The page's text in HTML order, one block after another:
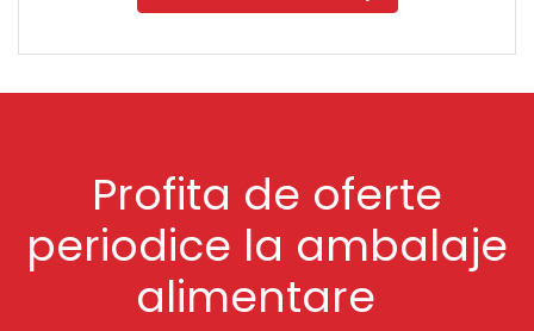
Profita de oferte
periodice la ambalaje
alimentare